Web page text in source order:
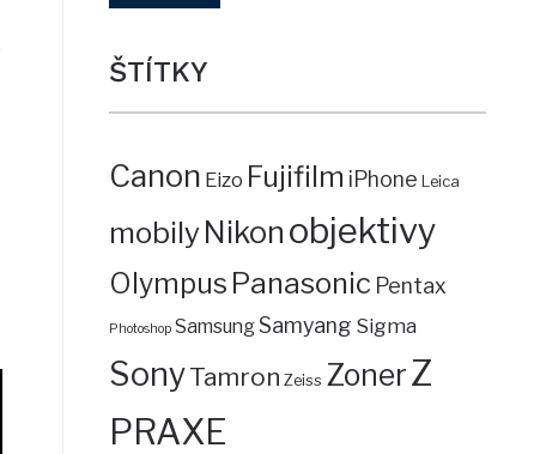
ŠTÍTKY
Canon Eizo Fujifilm iPhone Leica
mobilyNikon objektivy
Olympus Panasonic Pentax
Photoshop SamsungSamyang Sigma
SonyTamron Zeiss ZonerZ
PRAXE